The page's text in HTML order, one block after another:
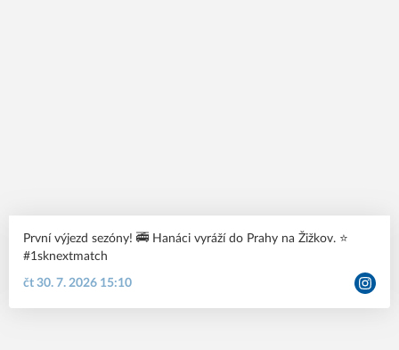
První výjezd sezóny! 🚎 Hanáci vyráží do Prahy na Žižkov. ⭐️
#1sknextmatch
čt 30. 7. 2026 15:10